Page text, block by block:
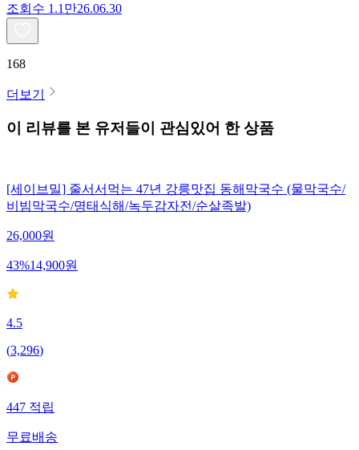
조회수 1.1만26.06.30
168
더보기
이 리뷰를 본 유저들이 관심있어 한 상품
[세이브밀] 줄서서먹는 47년 강릉맛집 동해막국수 (물막국수/
비빔막국수/명태식해/녹두감자전/순살족발)
26,000원
43%14,900원
4.5
(3,296)
447 적립
무료배송